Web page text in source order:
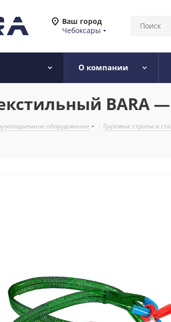
Ваш город
Чебоксары
О компании
BARA
оборудование - Грузовые стропы и